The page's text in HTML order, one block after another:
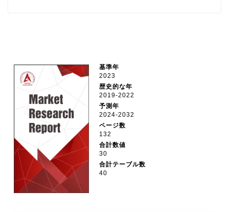
基準年
2023
歴史的な年
2019-2022
予測年
2024-2032
ページ数
132
合計数値
30
合計テーブル数
40